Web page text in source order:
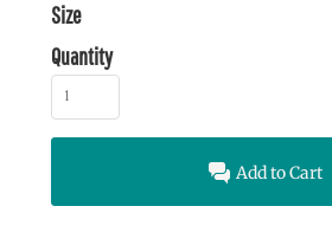
Size
Quantity
Add to Cart